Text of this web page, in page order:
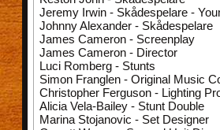
Jeremy Irwin - Skådespelare -
Johnny Alexander - Skådespelare
James Cameron - Screenplay
James Cameron - Director
Luci Romberg - Stunts
Simon Franglen - Original Music
Christopher Ferguson - Lighting
Alicia Vela-Bailey - Stunt Double
Marina Stojanovic - Set Designer